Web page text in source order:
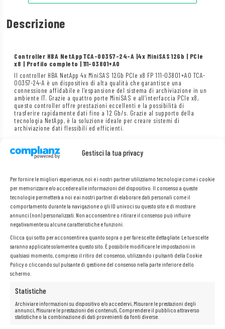
Gestisci la tua privacy
Per fornire le migliori esperienze, noi e i nostri partner utilizziamo tecnologie come i cookie
per memorizzare e/o accedere alle informazioni del dispositivo. Il consenso a queste
tecnologie permetterà a noi e ai nostri partner di elaborare dati personali come il
comportamento durante la navigazione o gli ID univoci su questo sito e di mostrare
annunci (non) personalizzati. Non acconsentire o ritirare il consenso può influire
negativamente su alcune caratteristiche e funzioni.
Clicca qui sotto per acconsentire a quanto sopra o per fare scelte dettagliate. Le tue scelte
saranno applicate solamente a questo sito. È possibile modificare le impostazioni in
qualsiasi momento, compreso il ritiro del consenso, utilizzando i pulsanti della Cookie
Policy o cliccando sul pulsante di gestione del consenso nella parte inferiore dello
schermo.
Statistiche
Archiviare informazioni su dispositivo e/o accedervi, Misurare le prestazioni degli
annunci, Misurare le prestazioni dei contenuti, Comprendere il pubblico attraverso
statistiche o la combinazione di dati provenienti da fonti diverse.
Descrizione
Controller HBA NetAppTCA-00357-24-A |4x MiniSAS 12Gb | PCIe
x8 | Profilo completo | 111-03801+A0
Il controller HBA NetApp 4x MiniSAS 12Gb PCIe x8 FP 111-03801+A0 TCA-
00357-24-A è un dispositivo di alta qualità che garantisce una
connessione affidabile e l’espansione del sistema di archiviazione in un
ambiente IT. Grazie a quattro porte MiniSAS e all’interfaccia PCIe x8,
questo controller offre prestazioni eccellenti e la possibilità di
trasferire rapidamente dati fino a 12 Gb/s. Grazie al supporto della
tecnologia NetApp, è la soluzione ideale per creare sistemi di
archiviazione dati flessibili ed efficienti.
Produttore: HP
Modello:TCA-00357-24-A
P/N:111-03801+A0
Porte:4 x 12 G Mini SAS HD SFF-8644
Interfaccia:PCI Express x8